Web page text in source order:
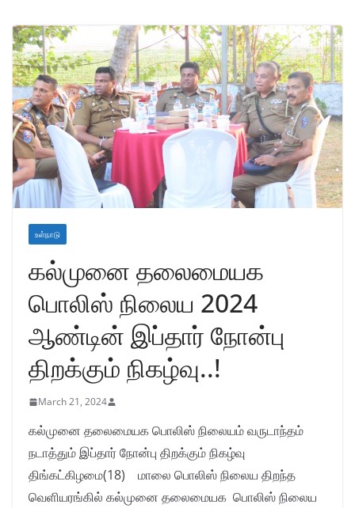
உள்நாடு
கல்முனை தலைமையக
பொலிஸ் நிலைய 2024
ஆண்டின் இப்தார் நோன்பு
திறக்கும் நிகழ்வு..!
March 21, 2024
கல்முனை தலைமையக பொலிஸ் நிலையம் வருடாந்தம்
நடாத்தும் இப்தார் நோன்பு திறக்கும் நிகழ்வு
திங்கட்கிழமை(18) மாலை பொலிஸ் நிலைய திறந்த
வெளியரங்கில் கல்முனை தலைமையக பொலிஸ் நிலைய